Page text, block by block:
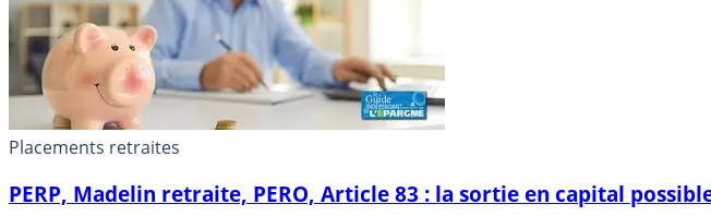
Placements retraites
PERP, Madelin retraite, PERO, Article 83 : la sortie en capital